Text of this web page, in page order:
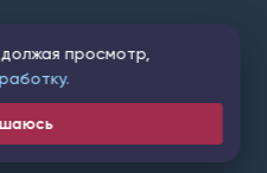
сервис Yandex
условия обработки данных
просмотр,